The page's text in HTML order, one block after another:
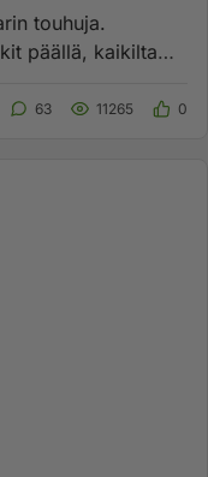
touhuja.
päällä, kaikilta
63 11265 0